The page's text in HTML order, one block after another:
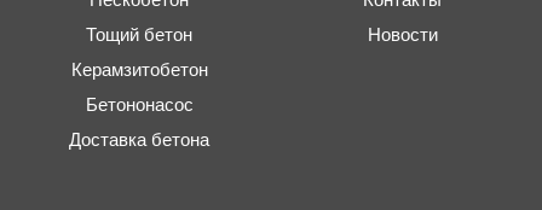
Тощий бетон
Керамзитобетон
Бетононасос
Доставка бетона
Новости